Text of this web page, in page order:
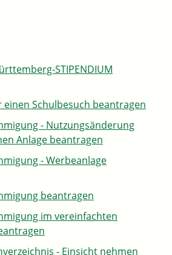
STIPENDIUM
einen Schulbesuch beantragen
- Nutzungsänderung
Anlage beantragen
- Werbeanlage
beantragen
im vereinfachten
- Einsicht nehmen